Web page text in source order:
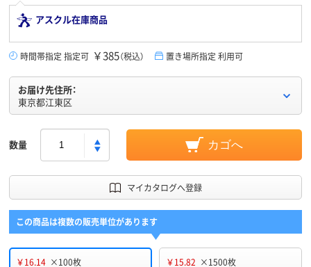
アスクル在庫商品
時間帯指定 指定可 ￥385（税込） 置き場所指定 利用可
お届け先住所：
東京都江東区
数量 カゴへ
マイカタログへ登録
この商品は複数の販売単位があります
￥16.14 ×100枚 ￥15.82 ×1500枚